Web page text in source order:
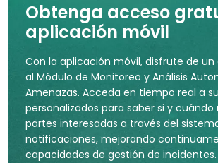
Obtenga acceso
aplicación móvil
Con la aplicación móvil, disfrute de
al Módulo de Monitoreo y Análisis
Amenazas. Acceda en tiempo real a
personalizados para saber si y
partes interesadas a través del
notificaciones, mejorando
capacidades de gestión de incidentes.